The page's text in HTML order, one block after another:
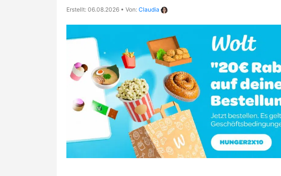
Erstellt: 06.08.2026 • Von: Claudia